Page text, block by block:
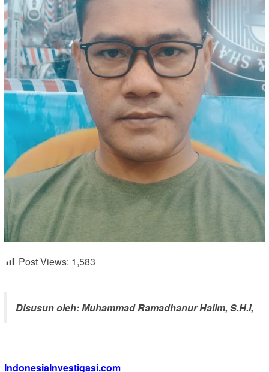
Post Views: 1,583
Disusun oleh: Muhammad Ramadhanur Halim, S.H.I,
IndonesiaInvestigasi.com